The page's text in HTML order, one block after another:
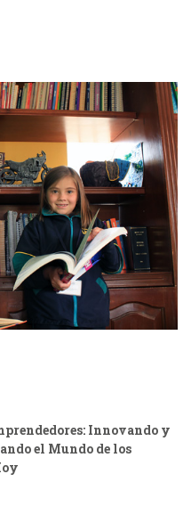
Innovando y
el Mundo de los